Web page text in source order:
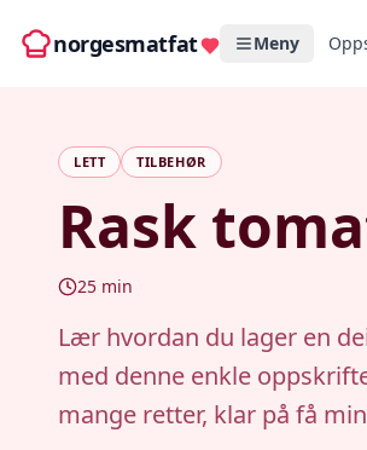
norgesmatfat Meny
LETT TILBEHØR
Rask
25 min
Lær hvordan du lager en
med denne enkle
mange retter, klar på få